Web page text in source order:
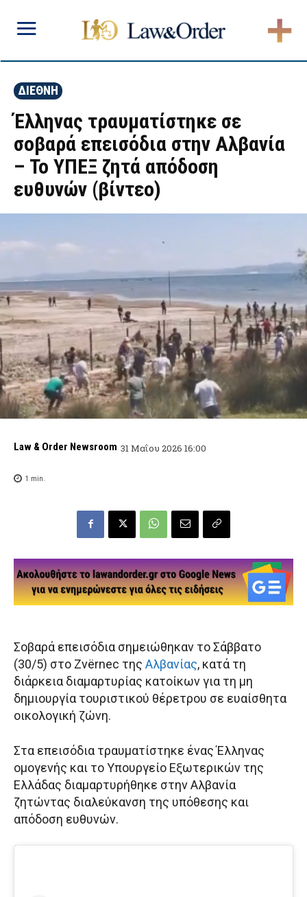
ΔΙΕΘΝΗ
Έλληνας τραυματίστηκε σε
σοβαρά επεισόδια στην Αλβανία
– Το ΥΠΕΞ ζητά απόδοση
ευθυνών (βίντεο)
Law & Order Newsroom 31 Μαΐου 2026 16:00
1 min.
Σοβαρά επεισόδια σημειώθηκαν το Σάββατο
(30/5) στο Zvërnec της Αλβανίας, κατά τη
διάρκεια διαμαρτυρίας κατοίκων για τη μη
δημιουργία τουριστικού θέρετρου σε ευαίσθητα
οικολογική ζώνη.
Στα επεισόδια τραυματίστηκε ένας Έλληνας
ομογενής και το Υπουργείο Εξωτερικών της
Ελλάδας διαμαρτυρήθηκε στην Αλβανία
ζητώντας διαλεύκανση της υπόθεσης και
απόδοση ευθυνών.